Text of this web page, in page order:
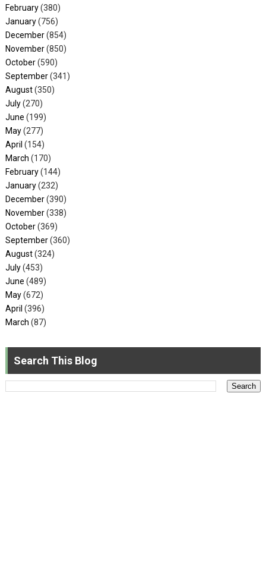
February(380)
January(756)
December(854)
November(850)
October(590)
September(341)
August(350)
July(270)
June (199)
May(277)
April (154)
March (170)
February(144)
January(232)
December(390)
November(338)
October(369)
September(360)
August(324)
July(453)
June (489)
May(672)
April (396)
March (87)
Search This Blog